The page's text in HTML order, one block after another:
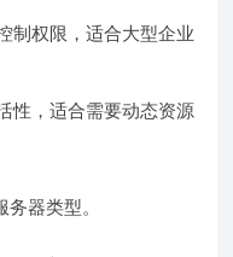
制权限，适合大型企业
性，适合需要动态资源
器类型。